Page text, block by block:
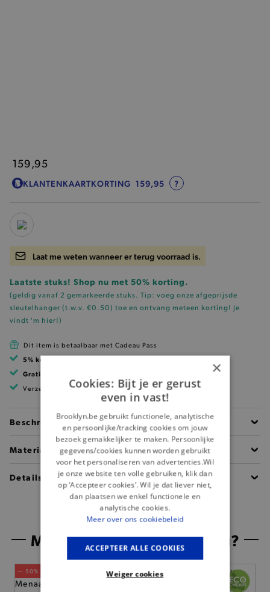
159,95
KLANTENKAARTKORTING 159,95 ?
Laat me weten wanneer er terug voorraad is.
Laatste stuks! Shop nu met 50% korting.
(geldig vanaf 2 gemarkeerde stuks. Tip: voeg onze afgeprijsde
sleutelhanger (t.w.v. €0.50) toe en ontvang meteen korting! Je
vindt 'm hier!)
Dit item is betaalbaar met Cadeau Pass
5% korting
Gratis verzending
Verzending binnen 1 à 2 werkdagen
Beschrijving
Materiaal
Details
Misschien is dit iets voor jou?
— 50% * — 50% *
×
Cookies: Bijt je er gerust
even in vast!
Brooklyn.be gebruikt functionele, analytische
en persoonlijke/tracking cookies om jouw
bezoek gemakkelijker te maken. Persoonlijke
gegevens/cookies kunnen worden gebruikt
voor het personaliseren van advertenties.Wil
je onze website ten volle gebruiken, klik dan
op ‘Accepteer cookies’. Wil je dat liever niet,
dan plaatsen we enkel functionele en
analytische cookies.
Meer over ons cookiebeleid
ACCEPTEER ALLE COOKIES
Weiger cookies